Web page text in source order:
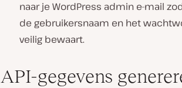
naar je WordPress admin e-mail
de gebruikersnaam en het
veilig bewaart.
API-gegevens